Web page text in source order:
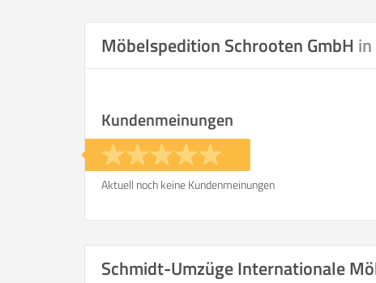
Selbst
Helfer .
Stunden
KOSTENSCHÄTZUNG:
Möbelspedition Schrooten GmbH
Kundenmeinungen
Aktuell noch keine Kundenmeinungen
Schmidt-Umzüge Internationale